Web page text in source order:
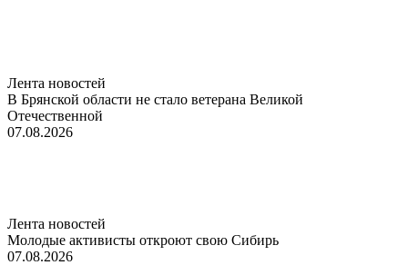
Лента новостей
В Брянской области не стало ветерана Великой
Отечественной
07.08.2026
Лента новостей
Молодые активисты откроют свою Сибирь
07.08.2026